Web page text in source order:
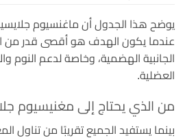
يوضح هذا الجدول أن ماغنسيوم
عندما يكون الهدف هو أقصى قدر من
الجانبية الهضمية، وخاصة لدعم النوم
العضلية.
من الذي يحتاج إلى مغنيسيوم
بينما يستفيد الجميع تقريبًا من تناول